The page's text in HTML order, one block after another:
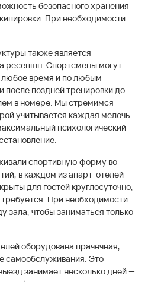
безопасного хранения
При необходимости
также является
ресепшн. Спортсмены могут
время и по любым
после поздней тренировки до
в номере. Мы стремимся
учитывается каждая мелочь.
психологический
спортивную форму во
в каждом из апарт-отелей
для гостей круглосуточно,
При необходимости
зала, чтобы заниматься только
оборудована прачечная,
самообслуживания. Это
занимает несколько дней —